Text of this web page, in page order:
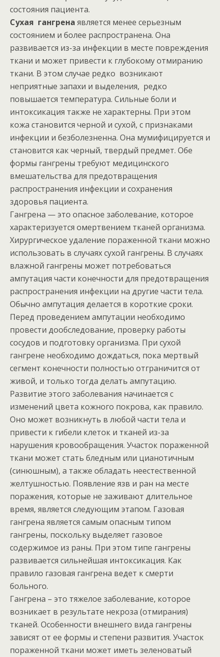
состояния пациента.
Сухая гангрена является менее серьезным
состоянием и более распространена. Она
развивается из-за инфекции в месте повреждения
ткани и может привести к глубокому отмиранию
ткани. В этом случае редко возникают
неприятные запахи и выделения, редко
повышается температура. Сильные боли и
интоксикация также не характерны. При этом
кожа становится черной и сухой, с признаками
инфекции и безболезненна. Она мумифицируется и
становится как черный, твердый предмет. Обе
формы гангрены требуют медицинского
вмешательства для предотвращения
распространения инфекции и сохранения
здоровья пациента.
Гангрена — это опасное заболевание, которое
характеризуется омертвением тканей организма.
Хирургическое удаление пораженной ткани можно
использовать в случаях сухой гангрены. В случаях
влажной гангрены может потребоваться
ампутация части конечности для предотвращения
распространения инфекции на другие части тела.
Обычно ампутация делается в короткие сроки.
Перед проведением ампутации необходимо
провести дообследование, проверку работы
сосудов и подготовку организма. При сухой
гангрене необходимо дождаться, пока мертвый
сегмент конечности полностью отграничится от
живой, и только тогда делать ампутацию.
Развитие этого заболевания начинается с
изменений цвета кожного покрова, как правило.
Оно может возникнуть в любой части тела и
привести к гибели клеток и тканей из-за
нарушения кровообращения. Участок пораженной
ткани может стать бледным или цианотичным
(синюшным), а также обладать неестественной
желтушностью. Появление язв и ран на месте
поражения, которые не заживают длительное
время, является следующим этапом. Газовая
гангрена является самым опасным типом
гангрены, поскольку выделяет газовое
содержимое из раны. При этом типе гангрены
развивается сильнейшая интоксикация. Как
правило газовая гангрена ведет к смерти
больного.
Гангрена – это тяжелое заболевание, которое
возникает в результате некроза (отмирания)
тканей. Особенности внешнего вида гангрены
зависят от ее формы и степени развития. Участок
пораженной ткани может иметь зеленоватый